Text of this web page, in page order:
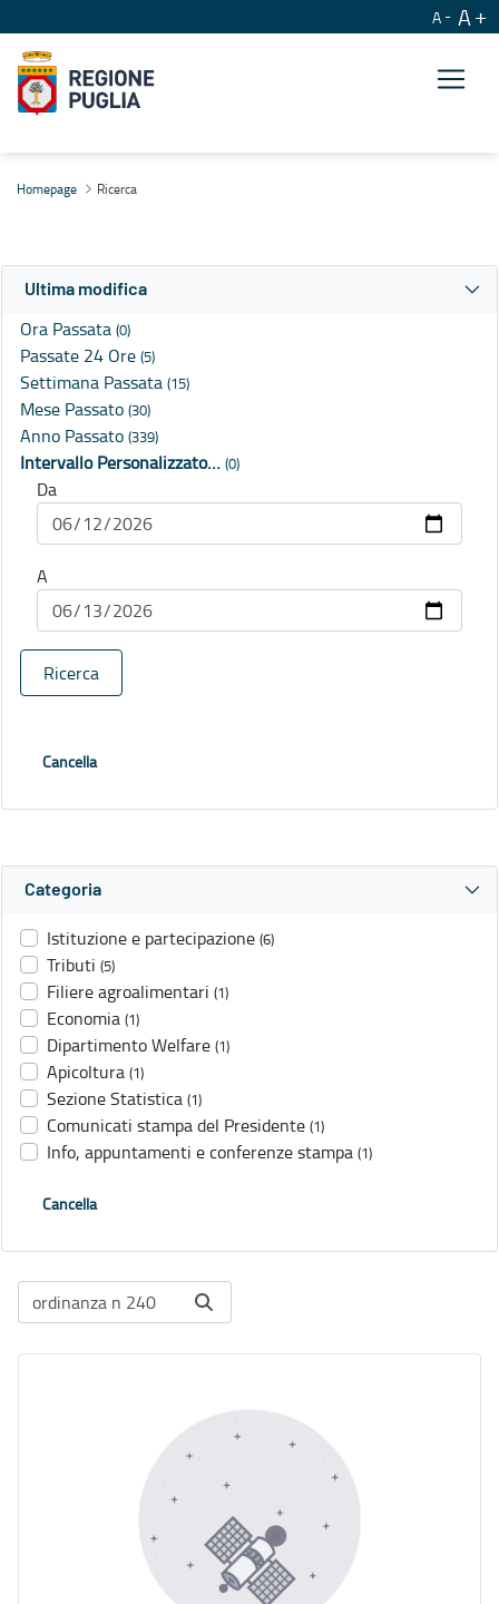
A A
Homepage Ricerca
Ultima modifica
Ora Passata (0)
Passate 24 Ore (5)
Settimana Passata (15)
Mese Passato (30)
Anno Passato (339)
Intervallo Personalizzato… (0)
Da
A
Ricerca
Cancella
Categoria
Istituzione e partecipazione (6)
Tributi (5)
Filiere agroalimentari (1)
Economia (1)
Dipartimento Welfare (1)
Apicoltura (1)
Sezione Statistica (1)
Comunicati stampa del Presidente (1)
Info, appuntamenti e conferenze stampa (1)
Cancella